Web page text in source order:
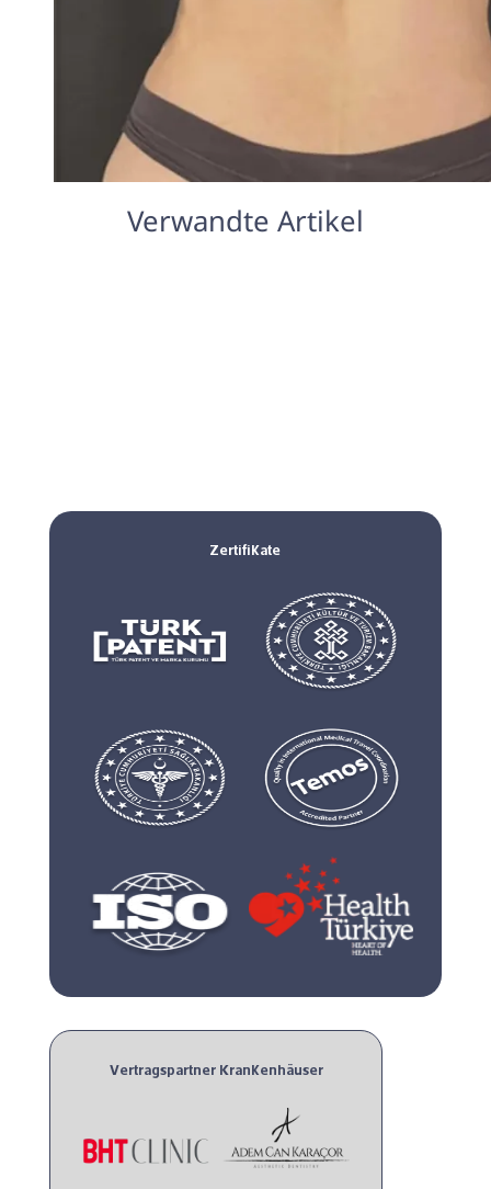
Verwandte Artikel
Vertragspartner Krankenhäuser
Zertifikate